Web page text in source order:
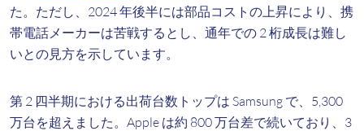
た。ただし、2024 年後半には部品コストの上昇により、携
帯電話メーカーは苦戦するとし、通年での 2 桁成長は難し
いとの見方を示しています。
第 2 四半期における出荷台数トップは Samsung で、5,300
万台を超えました。Apple は約 800 万台差で続いており、3